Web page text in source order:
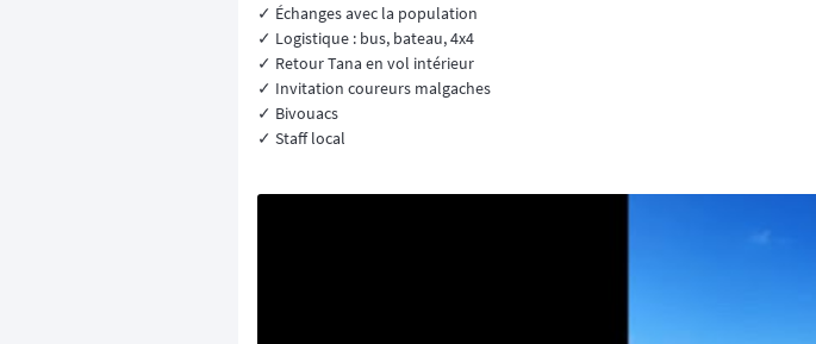
✓ Échanges avec la population
✓ Logistique : bus, bateau, 4x4
✓ Retour Tana en vol intérieur
✓ Invitation coureurs malgaches
✓ Bivouacs
✓ Staff local